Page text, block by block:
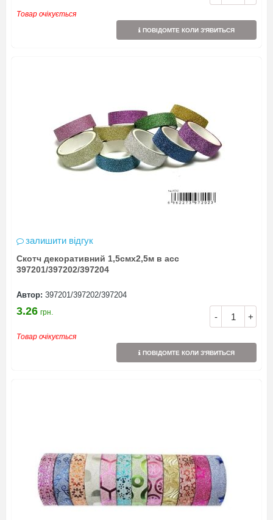
Товар очікується
ПОВІДОМТЕ КОЛИ З'ЯВИТЬСЯ
залишити відгук
Скотч декоративний 1,5смх2,5м в асс
397201/397202/397204
Автор: 397201/397202/397204
- +
3.26 грн.
Товар очікується
ПОВІДОМТЕ КОЛИ З'ЯВИТЬСЯ